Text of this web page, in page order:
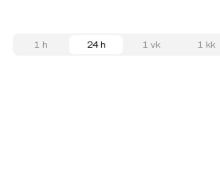
1 h 24 h 1 vk 1 kk